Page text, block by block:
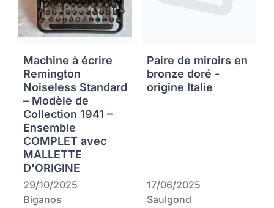
Machine à écrire
Remington
Noiseless Standard
– Modèle de
Collection 1941 –
Ensemble
COMPLET avec
MALLETTE
D'ORIGINE
29/10/2025
Biganos
Paire de miroirs en
bronze doré -
origine Italie
17/06/2025
Saulgond